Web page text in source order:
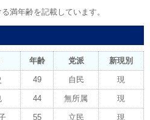
満年齢を記載しています。
年齢 党派 新現別
49 自民 現
44 無所属 現
55 立民 現